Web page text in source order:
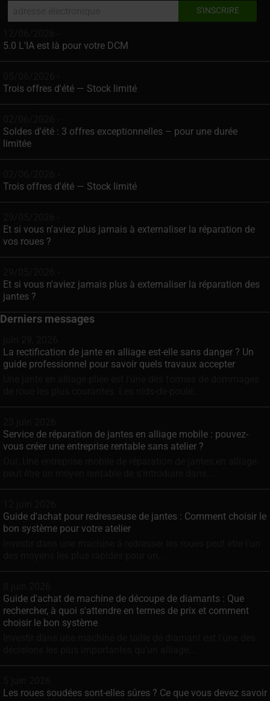
5.0 L'IA est là pour votre DCM
Trois offres d'été — Stock limité
Soldes d'été : 3 offres exceptionnelles – pour une durée
limitée
Trois offres d'été — Stock limité
Et si vous n'aviez plus jamais à externaliser la réparation de
vos roues ?
Et si vous n'aviez jamais plus à externaliser la réparation des
jantes ?
Derniers messages
La rectification de jante en alliage est-elle sans danger ? Un
guide professionnel pour savoir quels travaux accepter
Service de réparation de jantes en alliage mobile : pouvez-
vous créer une entreprise rentable sans atelier ?
Guide d'achat pour redresseuse de jantes : Comment choisir le
bon système pour votre atelier
Guide d'achat de machine de découpe de diamants : Que
rechercher, à quoi s'attendre en termes de prix et comment
choisir le bon système
Les roues soudées sont-elles sûres ? Ce que vous devez savoir